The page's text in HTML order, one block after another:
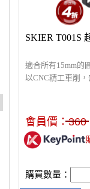
SKIER T001S
適合所有15mm的
以CNC精工車削
mm，更輕薄，重
會員價：360
購買數量：